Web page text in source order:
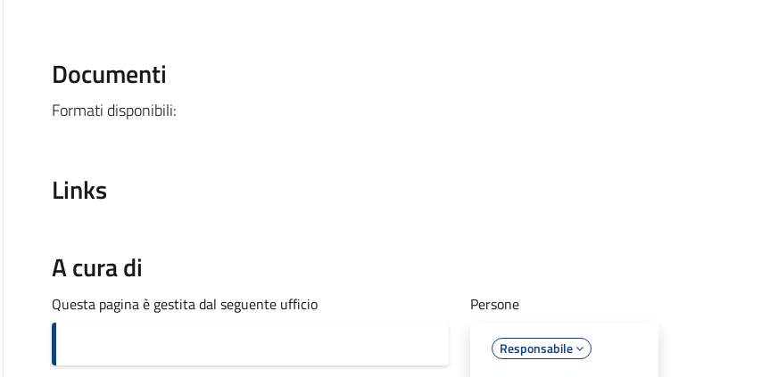
Documenti
Formati disponibili:
Links
A cura di
Questa pagina è gestita dal seguente ufficio Persone
Responsabile